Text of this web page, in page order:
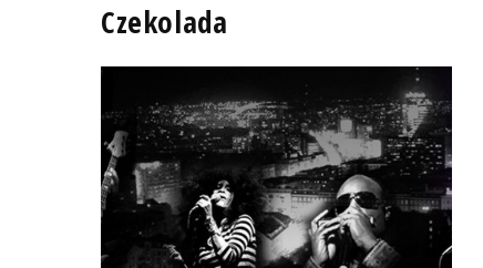
Czekolada